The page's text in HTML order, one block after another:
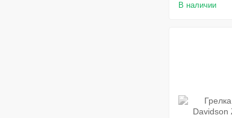
В наличии